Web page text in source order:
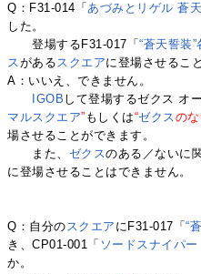
Q：F31-014「あづみとリゲル 蒼
した。
登場するF31-017「“蒼天誓装
スがあるスクエアに登場させるこ
A：いいえ、できません。
IGOB して登場するゼクス オ
マルスクエア” もしくは“ゼクスの
場させることができます。
また、 ゼクスのある／ないに
に登場させることはできません。
Q：自分のスクエア にF31-017「“
き、CP01-001「 ソードスナイパ
か。